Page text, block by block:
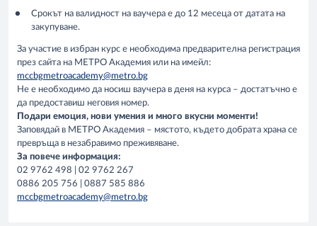
Срокът на валидност на ваучера е до 12 месеца от датата на
закупуване.
За участие в избран курс е необходима предварителна регистрация
през сайта на МЕТРО Академия или на имейл:
mccbgmetroacademy@metro.bg
Не е необходимо да носиш ваучера в деня на курса – достатъчно е
да предоставиш неговия номер.
Подари емоция, нови умения и много вкусни моменти!
Заповядай в МЕТРО Академия – мястото, където добрата храна се
превръща в незабравимо преживяване.
За повече информация:
02 9762 498 | 02 9762 267
0886 205 756 | 0887 585 886
mccbgmetroacademy@metro.bg